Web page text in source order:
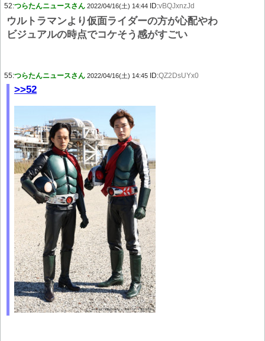
52:つらたんニュースさん 2022/04/16(土) 14:44 ID:vBQJxnzJd
ウルトラマンより仮面ライダーの方が心配やわ
ビジュアルの時点でコケそう感がすごい
55:つらたんニュースさん 2022/04/16(土) 14:45 ID:QZ2DsUYx0
>>52